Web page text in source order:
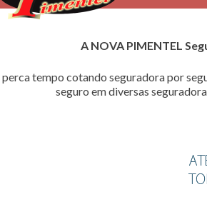
A NOVA PIMENTEL
tempo cotando seguradora por
seguro em diversas